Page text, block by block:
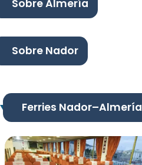
Sobre Almería
Sobre Nador
Ferries Nador–Almería